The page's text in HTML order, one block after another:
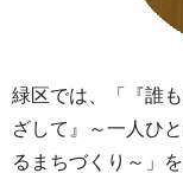
緑区では、「『誰
ざして』～一人ひ
るまちづくり～」